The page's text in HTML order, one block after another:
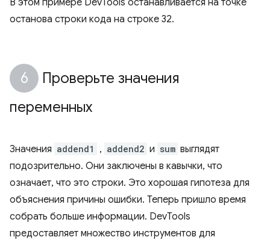
останова строки кода на строке 32.
Проверьте значения
переменных
Значения addend1 , addend2 и sum выглядят
подозрительно. Они заключены в кавычки, что
означает, что это строки. Это хорошая гипотеза для
объяснения причины ошибки. Теперь пришло время
собрать больше информации. DevTools
предоставляет множество инструментов для